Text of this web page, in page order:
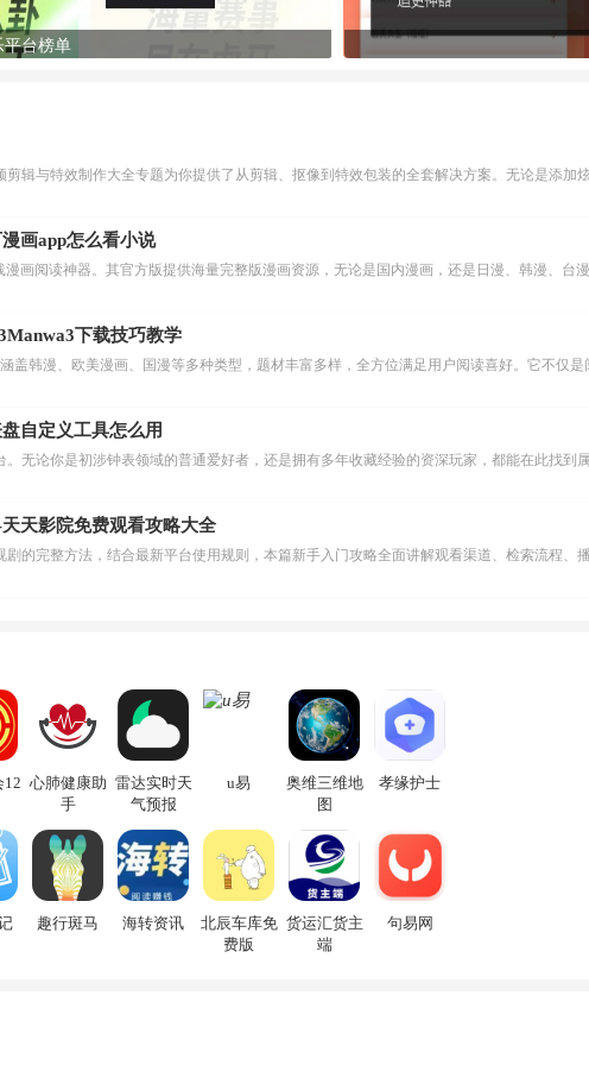
平台榜单
辑与特效制作大全专题为你提供了从剪辑、抠像到特效包装的全套解决方案。无论是添加
画app怎么看小说
下载技巧教学
盖韩漫、欧美漫画、国漫等多种类型，题材丰富多样，全方位满足用户阅读喜好。它不仅
自定义工具怎么用
天影院免费观看攻略大全
12 心肺健康助
手
雷达实时天
气预报
u易
奥维三维地
图
孝缘护士
趣行斑马 海转资讯
北辰车库免
费版
货运汇货主
端
句易网